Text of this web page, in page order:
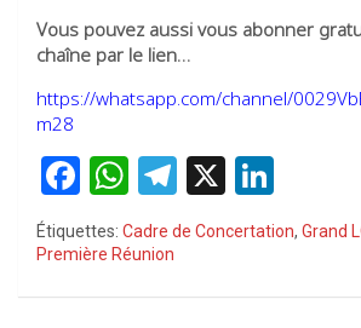
Vous pouvez aussi vous abonner
chaîne par le lien…
https://whatsapp.com/channel/
m28
F
a
ce
b
W
h
at
s
T
el
gr
X
ke
dI
Étiquettes: Cadre de Concertation, Grand
Première Réunion